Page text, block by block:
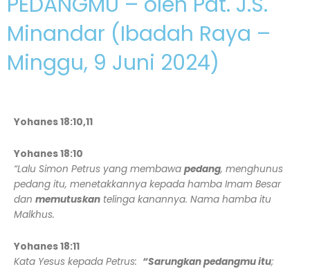
Minandar (Ibadah Raya –
Minggu, 9 Juni 2024)
Yohanes 18:10,11
Yohanes 18:10
“Lalu Simon Petrus yang membawa pedang, menghunus
pedang itu, menetakkannya kepada hamba Imam Besar
dan memutuskan telinga kanannya. Nama hamba itu
Malkhus.
Yohanes 18:11
Kata Yesus kepada Petrus: “Sarungkan pedangmu itu;